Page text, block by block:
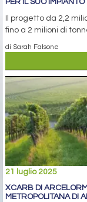
PER IL SUO IMPIANTO
Il progetto da 2,2
fino a 2 milioni di
di Sarah Falsone
21 luglio 2025
XCARB DI
METROPOLITANA DI